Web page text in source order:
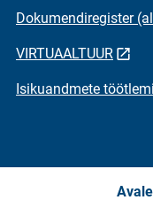
Dokumendiregister
VIRTUAALTUUR
Isikuandmete